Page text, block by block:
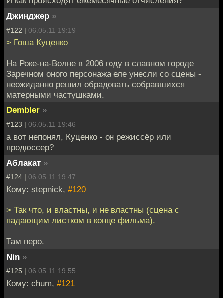
Джинджер »
#122 | 06.05.11 19:19
> Гоша Куценко
На Роке-на-Волне в 2006 году в славном городе
Заречном оного персонажа еле унесли со сцены -
неожиданно решил обрадовать собравшихся
матерными частушками.
Dembler »
#123 | 06.05.11 19:46
а вот непонял, Куценко - он режиссёр или
продюссер?
Аблакат »
#124 | 06.05.11 19:47
Кому: stepnick, #120
> Так что, и властны, и не властны (сцена с
падающим листком в конце фильма).
Там перо.
Nin »
#125 | 06.05.11 19:55
Кому: chum, #121